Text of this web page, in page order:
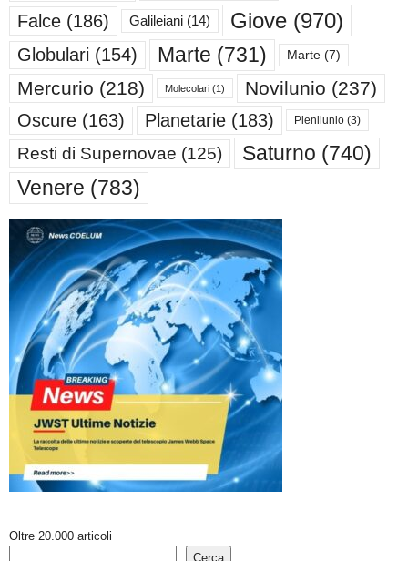
Falce (186) Galileiani (14) Giove (970)
Globulari (154) Marte (731) Marte (7)
Mercurio (218) Molecolari (1) Novilunio (237)
Oscure (163) Planetarie (183) Plenilunio (3)
Resti di Supernovae (125) Saturno (740)
Venere (783)
Oltre 20.000 articoli
Cerca